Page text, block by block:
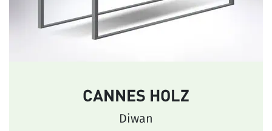
CANNES HOLZ
Diwan